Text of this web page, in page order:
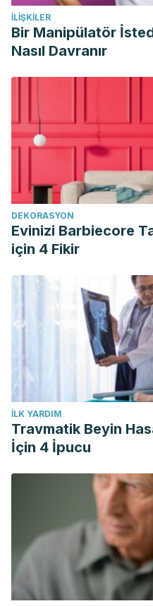
İLIŞKILER
Bir Manipülatör
Nasıl Davranır
DEKORASYON
Evinizi Barbiecore
için 4 Fikir
İLK YARDIM
Travmatik Beyin
İçin 4 İpucu